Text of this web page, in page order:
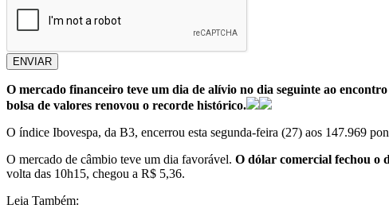
ENVIAR
O mercado financeiro teve um dia de alívio no dia seguinte ao encontro
bolsa de valores renovou o recorde histórico.
O índice Ibovespa, da B3, encerrou esta segunda-feira (27) aos 147.969
O mercado de câmbio teve um dia favorável. O dólar comercial fechou o
volta das 10h15, chegou a R$ 5,36.
Leia Também: